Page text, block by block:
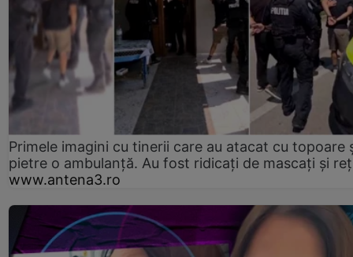
Primele imagini cu tinerii care au atacat cu topoare
pietre o ambulanță. Au fost ridicați de mascați și
www.antena3.ro